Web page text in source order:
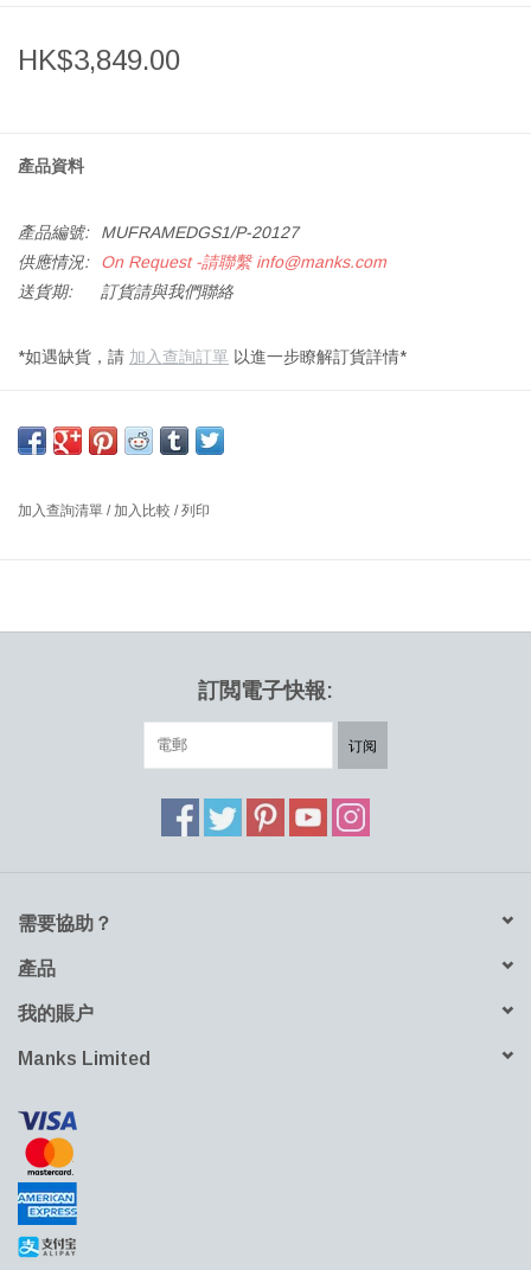
HK$3,849.00
產品資料
產品編號:
MUFRAMEDGS1/P-20127
供應情況:
On Request -請聯繫info@manks.com
送貨期:
訂貨請與我們聯絡
*如遇缺貨，請 加入查詢訂單 以進一步瞭解訂貨詳情*
粉末涂層鋼框架，灰色，透明玻璃板
設計師: ANDERSSEN & VOLL 丹麥
加入查詢清單 / 加入比較 /列印
訂閲電子快報:
订阅
需要協助？
產品
我的賬户
Manks Limited